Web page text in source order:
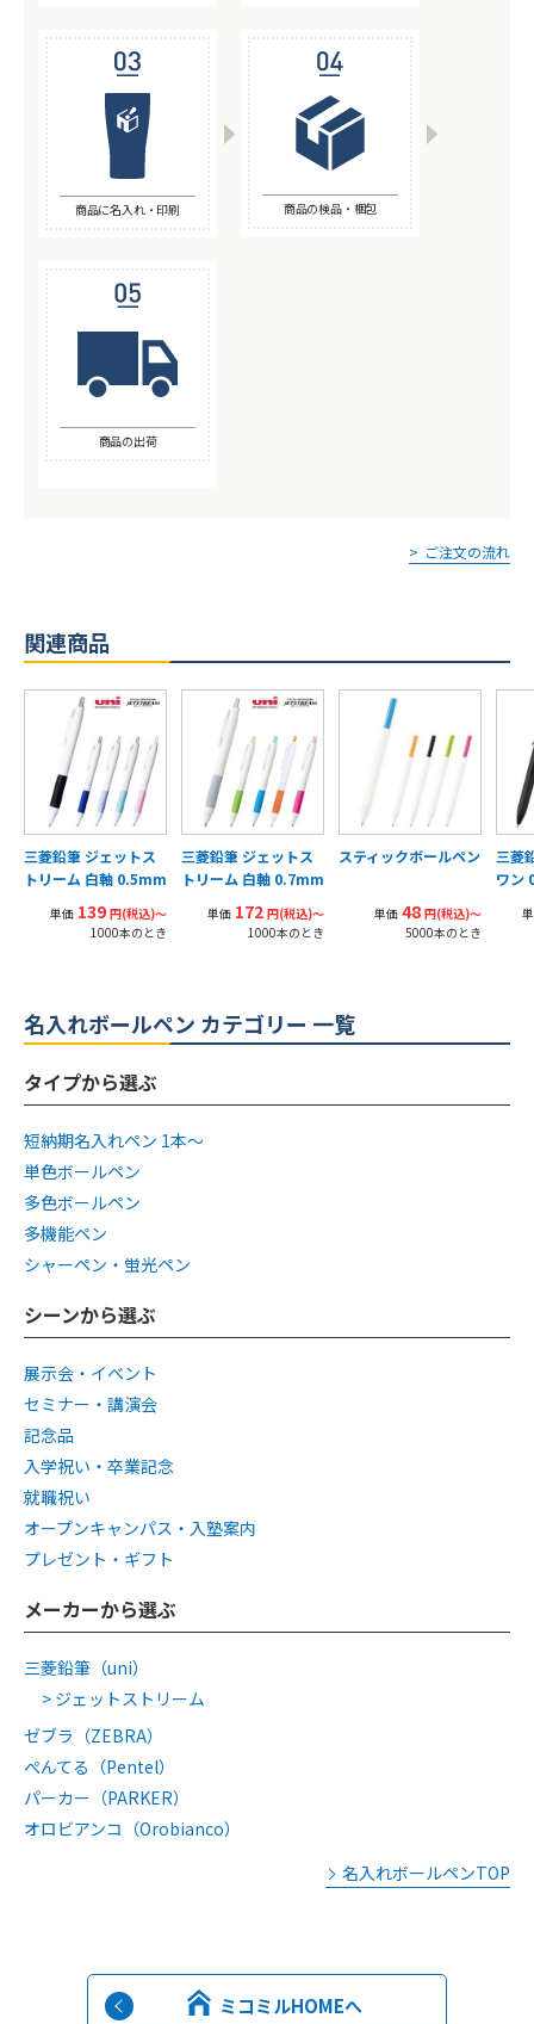
商品に名入れ・印刷 商品の検品・梱包
商品の出荷
ご注文の流れ
関連商品
三菱鉛筆 ジェットス
トリーム 白軸 0.5mm
単価 139 円(税込)〜
1000本のとき
三菱鉛筆 ジェットス
トリーム 白軸 0.7mm
単価 172 円(税込)〜
1000本のとき
スティックボールペン
単価 48 円(税込)〜
5000本のとき
三菱
ワン
名入れボールペン カテゴリー 一覧
タイプから選ぶ
短納期名入れペン 1本〜
単色ボールペン
多色ボールペン
多機能ペン
シャーペン・蛍光ペン
シーンから選ぶ
展示会・イベント
セミナー・講演会
記念品
入学祝い・卒業記念
就職祝い
オープンキャンパス・入塾案内
プレゼント・ギフト
メーカーから選ぶ
三菱鉛筆（uni）
ジェットストリーム
ゼブラ（ZEBRA）
ぺんてる（Pentel）
パーカー（PARKER）
オロビアンコ（Orobianco）
名入れボールペンTOP
ミコミルHOMEへ